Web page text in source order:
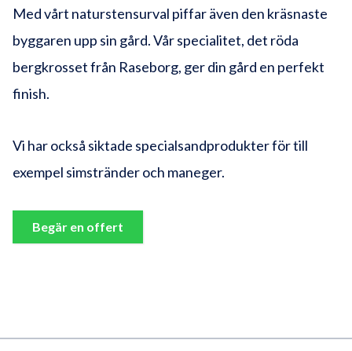
Med vårt naturstensurval piffar även den kräsnaste
byggaren upp sin gård. Vår specialitet, det röda
bergkrosset från Raseborg, ger din gård en perfekt
finish.
Vi har också siktade specialsandprodukter för till
exempel simstränder och maneger.
Begär en offert